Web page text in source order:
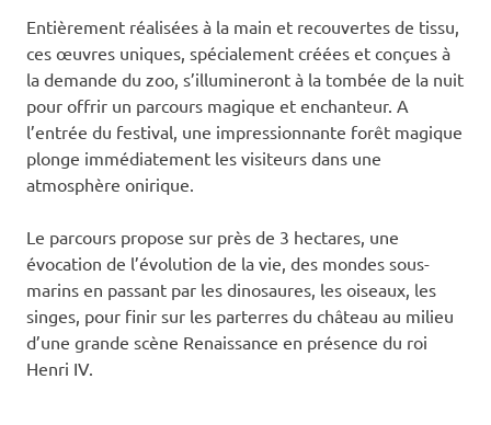
Entièrement réalisées à la main et recouvertes de tissu,
ces œuvres uniques, spécialement créées et conçues à
la demande du zoo, s’illumineront à la tombée de la nuit
pour offrir un parcours magique et enchanteur. A
l’entrée du festival, une impressionnante forêt magique
plonge immédiatement les visiteurs dans une
atmosphère onirique.
Le parcours propose sur près de 3 hectares, une
évocation de l’évolution de la vie, des mondes sous-
marins en passant par les dinosaures, les oiseaux, les
singes, pour finir sur les parterres du château au milieu
d’une grande scène Renaissance en présence du roi
Henri IV.